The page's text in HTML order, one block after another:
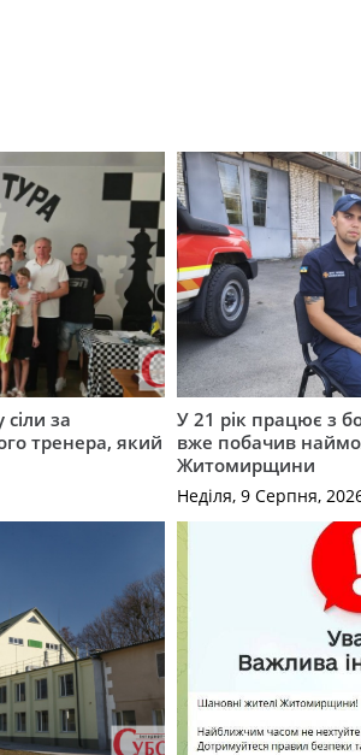
за
тренера, який
У 21 рік працює з
вже побачив
Житомирщини
Неділя, 9 Серпня,